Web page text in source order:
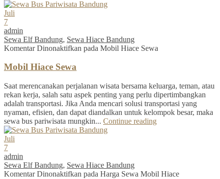
Juli
7
admin
Sewa Elf Bandung, Sewa Hiace Bandung
Komentar Dinonaktifkan pada Mobil Hiace Sewa
Mobil Hiace Sewa
Saat merencanakan perjalanan wisata bersama keluarga, teman, atau
rekan kerja, salah satu aspek penting yang perlu dipertimbangkan
adalah transportasi. Jika Anda mencari solusi transportasi yang
nyaman, efisien, dan dapat diandalkan untuk kelompok besar, maka
sewa bus pariwisata mungkin... Continue reading
Juli
7
admin
Sewa Elf Bandung, Sewa Hiace Bandung
Komentar Dinonaktifkan pada Harga Sewa Mobil Hiace